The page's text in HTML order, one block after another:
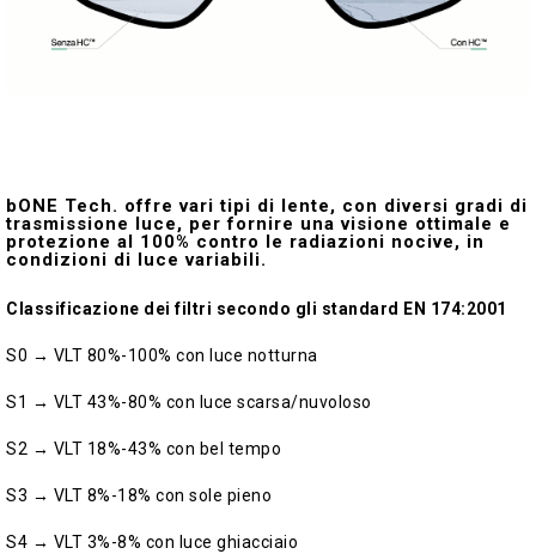
bONE Tech. offre vari tipi di lente, con diversi gradi di
trasmissione luce, per fornire una visione ottimale e
protezione al 100% contro le radiazioni nocive, in
condizioni di luce variabili.
Classificazione dei filtri secondo gli standard EN 174:2001
S0 → VLT 80%-100% con luce notturna
S1 → VLT 43%-80% con luce scarsa/nuvoloso
S2 → VLT 18%-43% con bel tempo
S3 → VLT 8%-18% con sole pieno
S4 → VLT 3%-8% con luce ghiacciaio